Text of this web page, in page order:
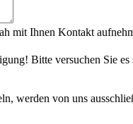
mit Ihnen Kontakt
Bitte versuchen Sie
werden von uns